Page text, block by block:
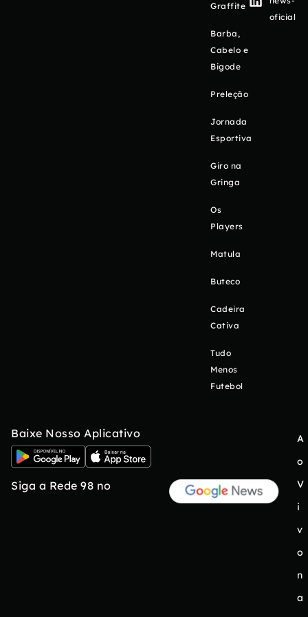
Graffite
Barba,
Cabelo e
Bigode
Preleção
Jornada
Esportiva
Giro na
Gringa
Os
Players
Matula
Buteco
Cadeira
Cativa
Tudo
Menos
Futebol
oficial
Baixe Nosso Aplicativo
Siga a Rede 98 no
A
o
V
i
v
o
n
a